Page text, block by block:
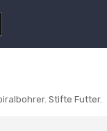
Stifte Futter.